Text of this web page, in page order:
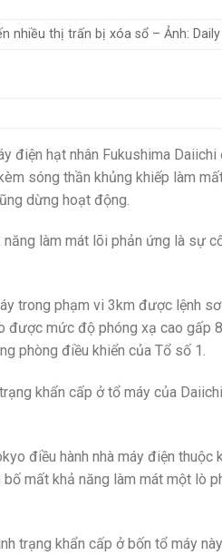
nhiều thị trấn bị xóa sổ – Ảnh: Daily
điện hạt nhân Fukushima
sóng thần khủng khiếp làm
dừng hoạt động.
làm mát lõi phản ứng là sự
trong phạm vi 3km được lệnh
được mức độ phóng xạ cao gấp
phòng điều khiển của Tổ số 1.
khẩn cấp ở tổ máy của
điều hành nhà máy điện thuộc
mất khả năng làm mát một lò
trạng khẩn cấp ở bốn tổ máy